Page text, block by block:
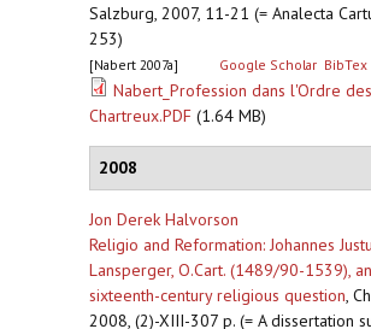
Salzburg, 2007, 11-21 (= Analecta
253)
[Nabert 2007a] Google Scholar BibTex
Nabert_Profession dans l'Ordre des
Chartreux.PDF (1.64 MB)
2008
Jon Derek Halvorson
Religio and Reformation: Johannes
Lansperger, O.Cart. (1489/90-1539),
sixteenth-century religious question,
2008, (2)-XIII-307 p. (= A dissertation